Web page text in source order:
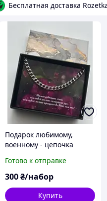
Бесплатная доставка
Подарок любимому,
военному - цепочка
открыткой
Готово к отправке
300₴/набор
Купить